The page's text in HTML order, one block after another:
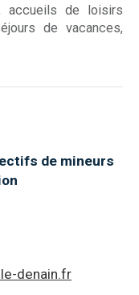
accueils de loisirs
de vacances,
de mineurs
denain.fr